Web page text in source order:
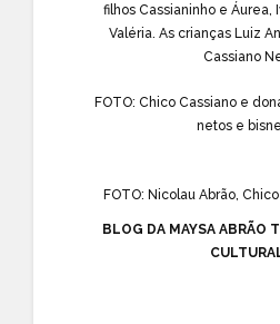
filhos Cassianinho e Áurea,
Valéria. As crianças Luiz
Cassiano
FOTO: Chico Cassiano e
netos e
FOTO: Nicolau Abrão,
BLOG DA MAYSA ABRÃO